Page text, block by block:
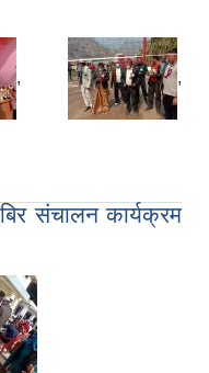
, ,
संचालन कार्यक्रम